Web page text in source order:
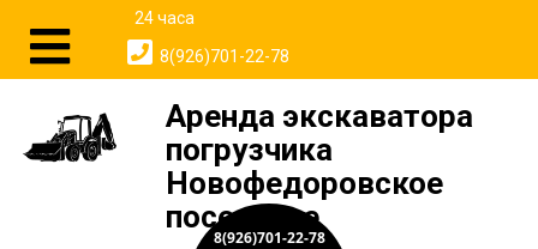
Аренда экскаватора
погрузчика
Новофедоровское
поселение
8(926)701-22-78
24 часа
8(926)701-22-78